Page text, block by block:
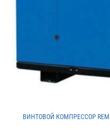
ВИНТОВОЙ КОМПРЕССОР